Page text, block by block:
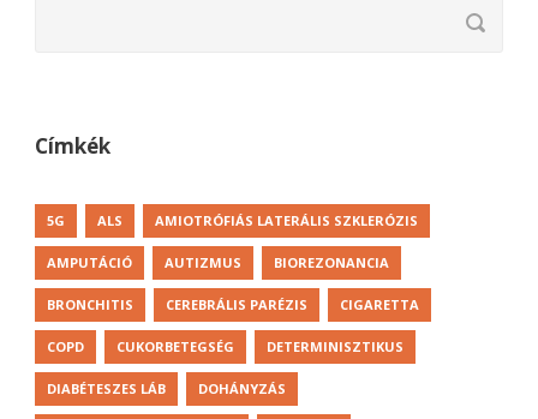
Címkék
5G ALS AMIOTRÓFIÁS LATERÁLIS SZKLERÓZIS
AMPUTÁCIÓ AUTIZMUS BIOREZONANCIA
BRONCHITIS CEREBRÁLIS PARÉZIS CIGARETTA
COPD CUKORBETEGSÉG DETERMINISZTIKUS
DIABÉTESZES LÁB DOHÁNYZÁS